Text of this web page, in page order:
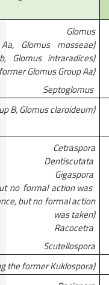
Glomus
Glomus mosseae)
Glomus intraradices)
Glomus Group Aa)
Septoglomus
B, Glomus claroideum)
Cetraspora
no formal action was
but no formal action
was taken)
Scutellospora
the former Kuklospora)